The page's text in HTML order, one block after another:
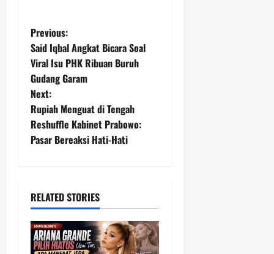
P
o
s
t
n
v
i
g
Previous:
Said Iqbal Angkat Bicara Soal
Viral Isu PHK Ribuan Buruh
Gudang Garam
Next:
Rupiah Menguat di Tengah
Reshuffle Kabinet Prabowo:
Pasar Bereaksi Hati-Hati
RELATED STORIES